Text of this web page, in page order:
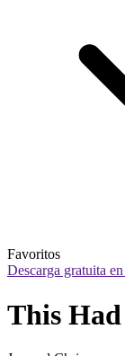
Favoritos
Descarga gratuita
This